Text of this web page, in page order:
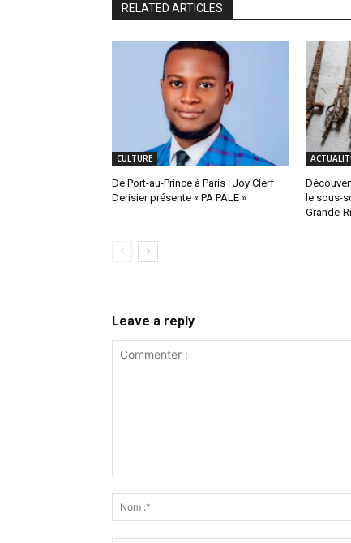
RELATED ARTICLES
CULTURE
De Port-au-Prince à Paris : Joy Clerf
Derisier présente « PA PALE »
le sous-
Grande-
Leave a reply